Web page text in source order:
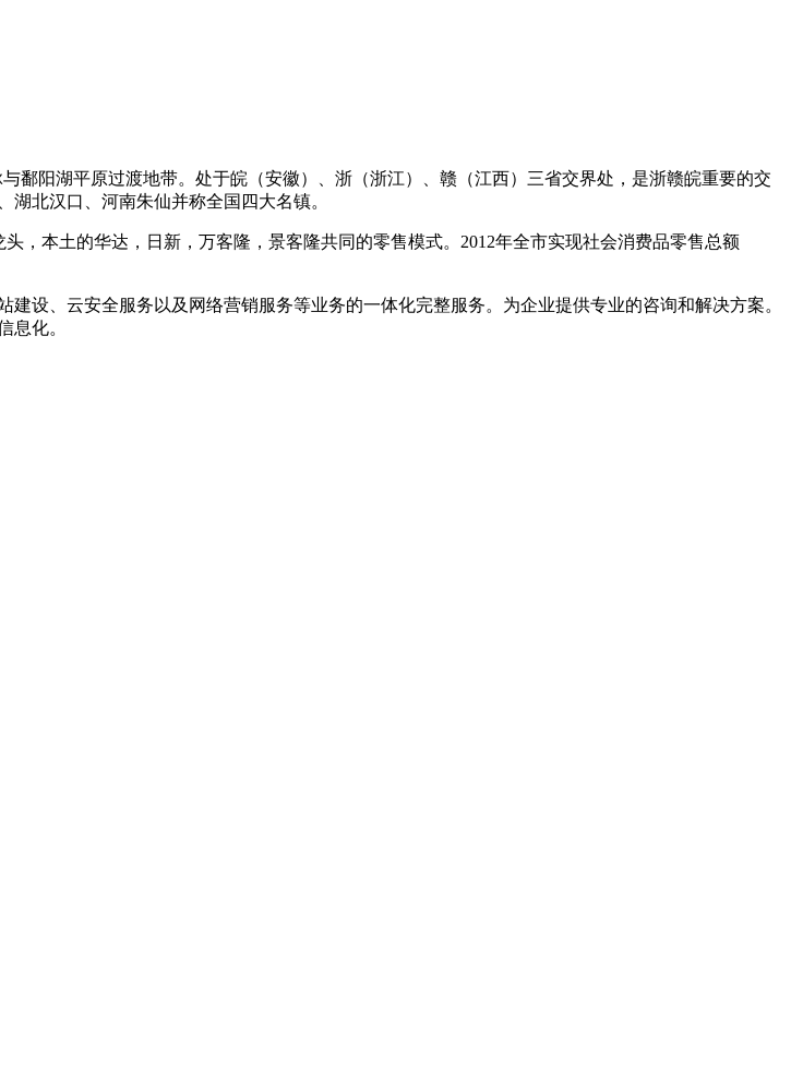
鄱阳湖平原过渡地带。处于皖（安徽）、浙（浙江）、赣（江西）三省交界处，是浙赣皖重要的交
北汉口、河南朱仙并称全国四大名镇。
，本土的华达，日新，万客隆，景客隆共同的零售模式。2012年全市实现社会消费品零售总额
设、云安全服务以及网络营销服务等业务的一体化完整服务。为企业提供专业的咨询和解决方案。
息化。